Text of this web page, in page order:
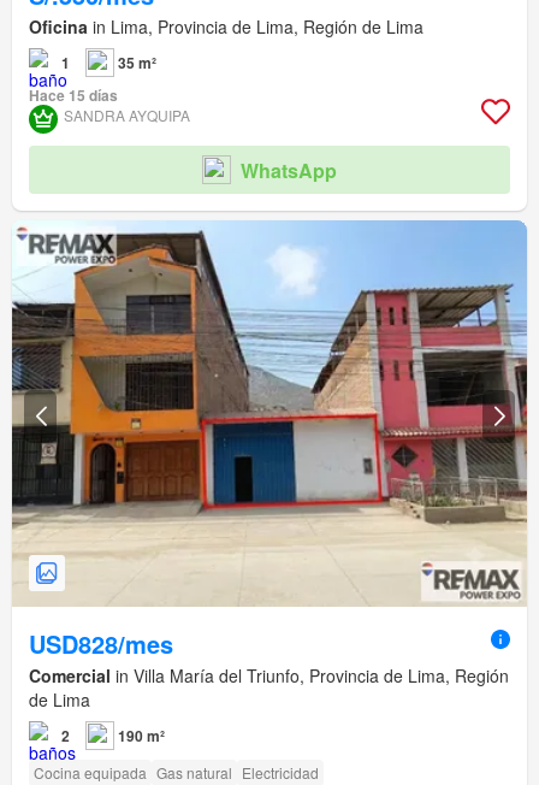
Oficina in Lima, Provincia de Lima, Región de Lima
1
35 m²
Hace 15 días
SANDRA AYQUIPA
WhatsApp
USD828/mes
Comercial in Villa María del Triunfo, Provincia de Lima, Región
de Lima
2 190 m²
Cocina equipada Gas natural Electricidad